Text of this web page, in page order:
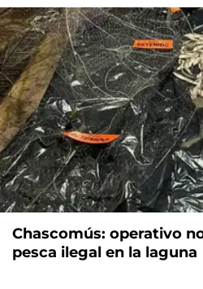
Chascomús: operativo
pesca ilegal en la laguna